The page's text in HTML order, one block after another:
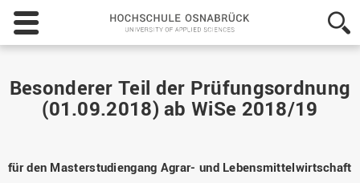
Hochschule
Osnabrück
-
Applied
Sciences
Besonderer Teil der Prüfungsordnung
(01.09.2018) ab WiSe 2018/19
für den Masterstudiengang Agrar- und Lebensmittelwirtschaft